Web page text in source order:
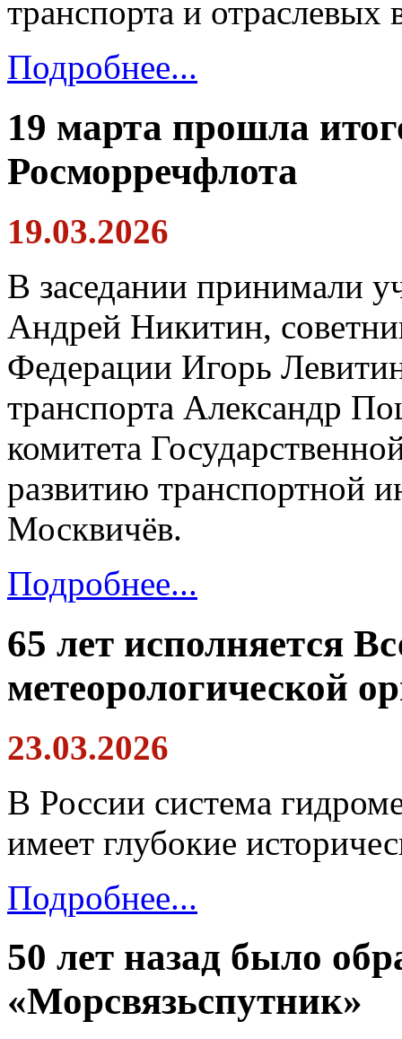
транспорта и отраслевых
Подробнее...
19 марта прошла
Росморречфлота
19.03.2026
В заседании принимали
Андрей Никитин,
Федерации Игорь
транспорта Александр
комитета
развитию транспортной
Москвичёв.
Подробнее...
65 лет исполняется
метеорологической
23.03.2026
В России система
имеет глубокие
Подробнее...
50 лет назад было
«Морсвязьспутник»